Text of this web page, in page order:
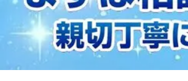
2023/01/12
買取・片付けのアイワクリーン
2023/07/24
中日新聞 岐阜版「空き家対策SOS」コー